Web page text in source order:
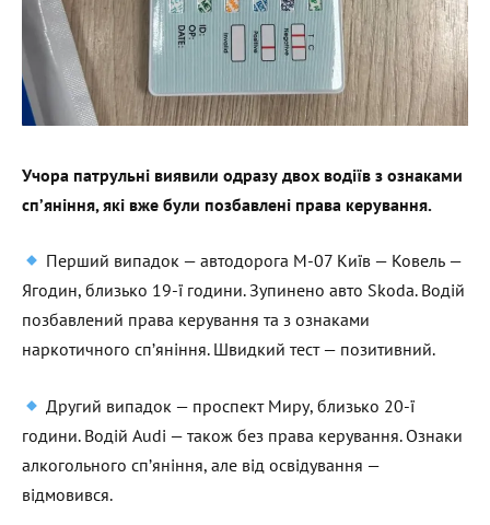
Учора патрульні виявили одразу двох водіїв з ознаками
сп’яніння, які вже були позбавлені права керування.
Перший випадок — автодорога М-07 Київ — Ковель —
Ягодин, близько 19-ї години. Зупинено авто Skoda. Водій
позбавлений права керування та з ознаками
наркотичного сп’яніння. Швидкий тест — позитивний.
Другий випадок — проспект Миру, близько 20-ї
години. Водій Audi — також без права керування. Ознаки
алкогольного сп’яніння, але від освідування —
відмовився.